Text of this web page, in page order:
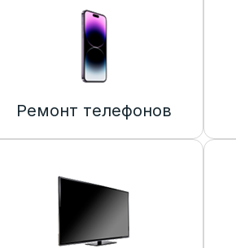
Ремонт телефонов